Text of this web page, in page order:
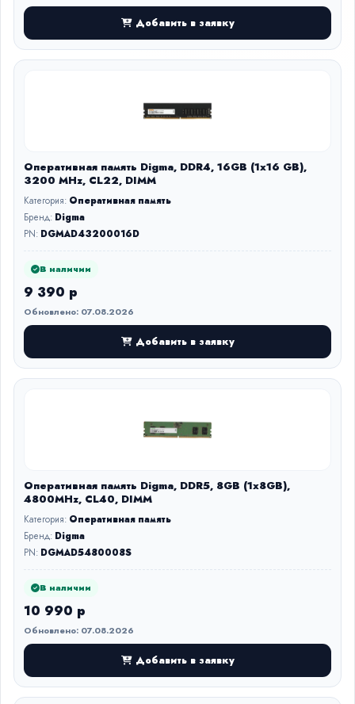
Добавить в заявку
Оперативная память Digma, DDR4, 16GB (1x16 GB),
3200 MHz, CL22, DIMM
Категория: Оперативная память
Бренд: Digma
PN: DGMAD43200016D
В наличии
9 390 р
Обновлено: 07.08.2026
Добавить в заявку
Оперативная память Digma, DDR5, 8GB (1x8GB),
4800MHz, CL40, DIMM
Категория: Оперативная память
Бренд: Digma
PN: DGMAD5480008S
В наличии
10 990 р
Обновлено: 07.08.2026
Добавить в заявку